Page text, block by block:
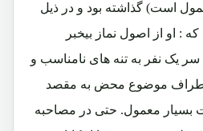
است) گذاشته بود و در ذیل
: او از اصول نماز بیخبر
یک نفر به تنه های نامناسب و
اطراف موضوع محض به مقصد
معمول. حتی در مصاحبه